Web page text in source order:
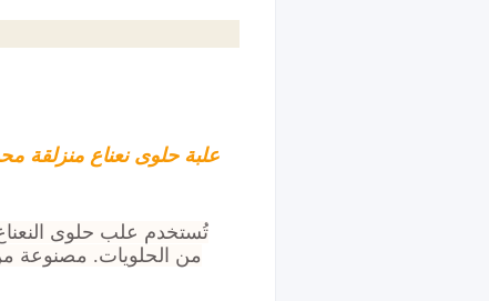
علبة حلوى نعناع منزلقة
تُستخدم علب حلوى
من الحلويات. مصنوعة